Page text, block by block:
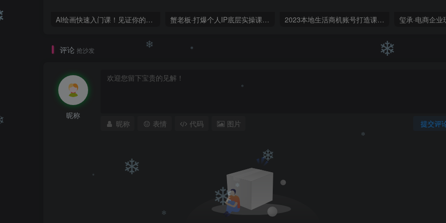
AI绘画快速入门课！见证你的惊世画作！midjourney,SDS（26节视频课） 蟹老板·打爆个人IP底层实操课，教你成熟专业的打造IP技能，全方位带你做成一个能商业化IP 2023本地生活商机账号打造课，​了解本地生活基本逻辑，爆款团购品搭建，投放直播策略
评论 抢沙发
昵称
提交评
昵称 表情 代码 图片❄